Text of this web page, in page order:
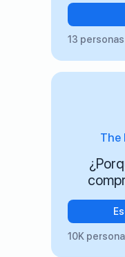
13
The
10K